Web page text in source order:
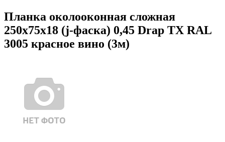
Планка околооконная сложная
250х75х18 (j-фаска) 0,45 Drap TX RAL
3005 красное вино (3м)